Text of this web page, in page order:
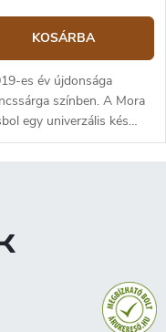
KOSÁRBA
es év újdonsága
színben. A Mora
egy univerzális kés
használatra, a
Markolata tartós,
tok változtatható
A kés